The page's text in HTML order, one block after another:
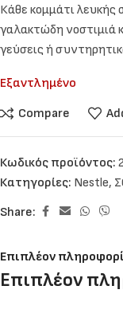
Κάθε κομμάτι λευκής
γαλακτώδη νοστιμιά
γεύσεις ή
Εξαντλημένο
Compare
Κωδικός προϊόντος:
Κατηγορίες: Nestle,
Share:
Επιπλέον
Επιπλέον